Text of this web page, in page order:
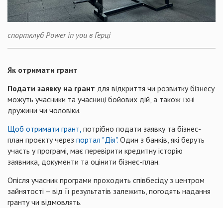
спортклуб Power in you в Герці
Як отримати грант
Подати заявку на грант для відкриття чи розвитку бізнесу
можуть учасники та учасниці бойових дій, а також їхні
дружини чи чоловіки.
Щоб отримати грант, потрібно подати заявку та бізнес-
план проєкту через портал "Дія". Один з банків, які беруть
участь у програмі, має перевірити кредитну історію
заявника, документи та оцінити бізнес-план.
Опісля учасник програми проходить співбесіду з центром
зайнятості – від її результатів залежить, погодять надання
гранту чи відмовлять.